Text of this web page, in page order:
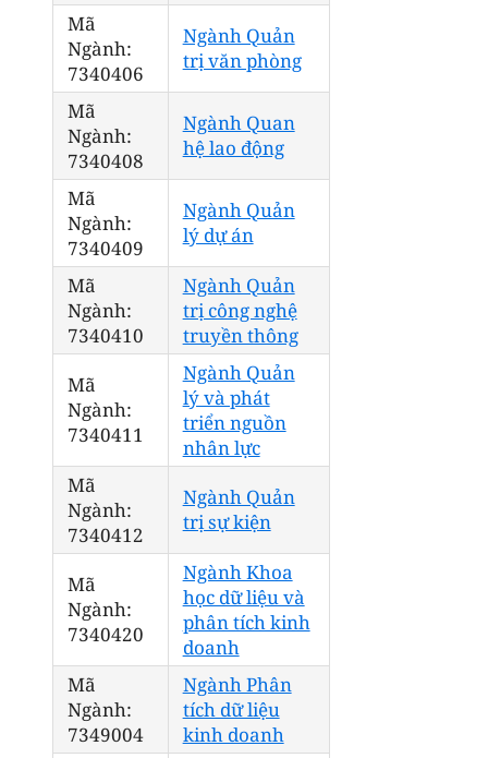
Mã
Ngành:
7340406
Ngành Quản
trị văn phòng
Mã
Ngành:
7340408
Ngành Quan
hệ lao động
Mã
Ngành:
7340409
Ngành Quản
lý dự án
Mã
Ngành:
7340410
Ngành Quản
trị công nghệ
truyền thông
Mã
Ngành:
7340411
Ngành Quản
lý và phát
triển nguồn
nhân lực
Mã
Ngành:
7340412
Ngành Quản
trị sự kiện
Mã
Ngành:
7340420
Ngành Khoa
học dữ liệu và
phân tích kinh
doanh
Mã
Ngành:
7349004
Ngành Phân
tích dữ liệu
kinh doanh